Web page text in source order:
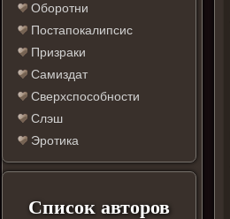
Оборотни
Постапокалипсис
Призраки
Самиздат
Сверхспособности
Слэш
Эротика
Список авторов